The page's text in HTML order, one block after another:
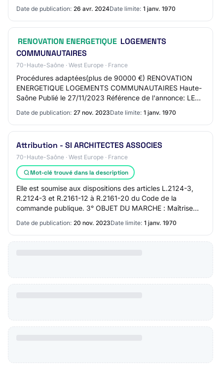
Date de publication: 26 avr. 2024Date limite: 1 janv. 1970
RENOVATION ENERGETIQUE LOGEMENTS
COMMUNAUTAIRES
70-Haute-Saône · West Europe · France
Procédures adaptées(plus de 90000 €) RENOVATION
ENERGETIQUE LOGEMENTS COMMUNAUTAIRES Haute-
Saône Publié le 27/11/2023 Référence de l'annonce: LER-
de S…
Date de publication: 27 nov. 2023Date limite: 1 janv. 1970
Attribution - SI ARCHITECTES ASSOCIES
70-Haute-Saône · West Europe · France
Mot-clé trouvé dans la description
Elle est soumise aux dispositions des articles L.2124-3,
R.2124-3 et R.2161-12 à R.2161-20 du Code de la
commande publique. 3° OBJET DU MARCHE : Maîtrise
Date de publication: 20 nov. 2023Date limite: 1 janv. 1970